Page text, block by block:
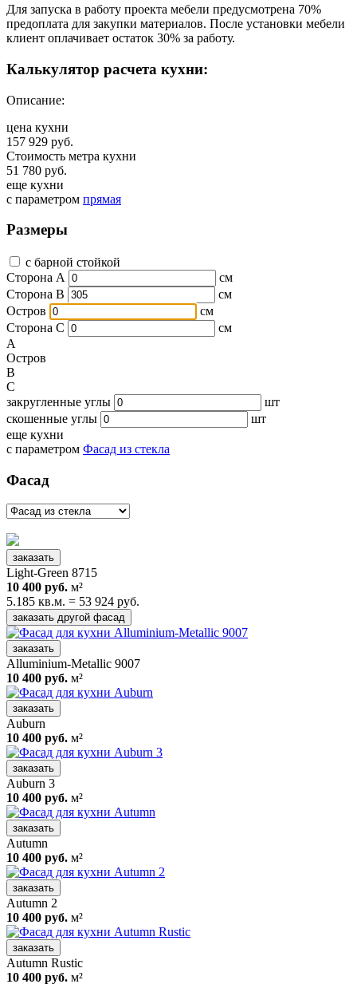
Для запуска в работу проекта мебели предусмотрена 70%
предоплата для закупки материалов. После установки мебели
клиент оплачивает остаток 30% за работу.
Калькулятор расчета кухни:
Описание:
цена кухни
157 929 руб.
Стоимость метра кухни
51 780 руб.
еще кухни
с параметром прямая
Размеры
с барной стойкой
Сторона А
см
Сторона B
см
Остров
см
Сторона C
см
A
Остров
B
C
закругленные углы
шт
скошенные углы
шт
еще кухни
с параметром Фасад из стекла
Фасад
заказать
Light-Green 8715
10 400 руб. м²
5.185 кв.м. = 53 924 руб.
заказать другой фасад
заказать
Alluminium-Metallic 9007
10 400 руб. м²
заказать
Auburn
10 400 руб. м²
заказать
Auburn 3
10 400 руб. м²
заказать
Autumn
10 400 руб. м²
заказать
Autumn 2
10 400 руб. м²
заказать
Autumn Rustic
10 400 руб. м²